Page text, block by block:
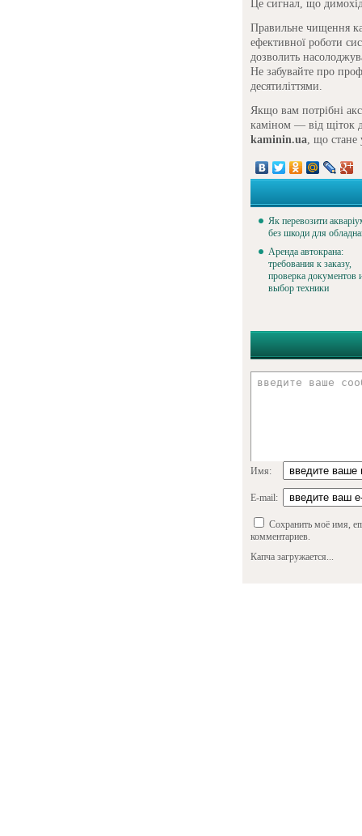
Це сигнал, що
Правильне чищення
ефективної роботи
дозволить
Не забувайте про
десятиліттями.
Якщо вам потрібні
каміном — від щіток
kaminin.ua , що
Як перевозити
без шкоди для
Аренда автокрана:
требования к заказу,
проверка документов
выбор техники
Имя:
E-mail:
Сохранить моё имя,
комментариев.
Капча загружается...